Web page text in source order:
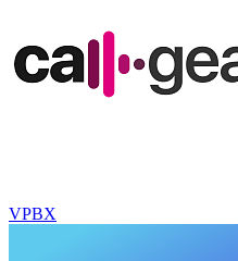
VPBX